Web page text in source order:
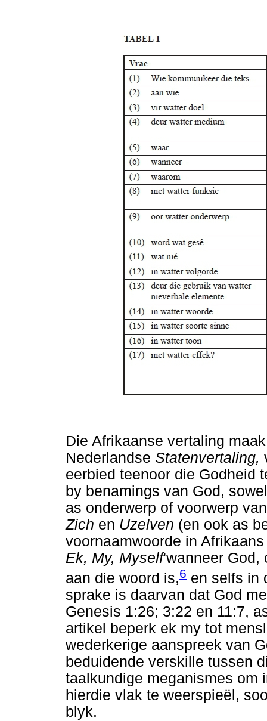
Die Afrikaanse vertaling
Nederlandse Statenvertaling,
eerbied teenoor die Godheid
by benamings van God,
as onderwerp of voorwerp
Zich en Uzelven (en ook as
voornaamwoorde in
Ek, My, Myself'wanneer God,
aan die woord is,6 en selfs in
sprake is daarvan dat God
Genesis 1:26; 3:22 en 11:7,
artikel beperk ek my tot
wederkerige aanspreek van
beduidende verskille tussen
taalkundige meganismes om
hierdie vlak te weerspieël,
blyk.